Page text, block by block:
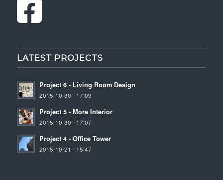
LATEST PROJECTS
Project 6 - Living Room Design
2015-10-30 - 17:09
Project 5 - More Interior
2015-10-30 - 17:07
Project 4 - Office Tower
2015-10-21 - 15:47